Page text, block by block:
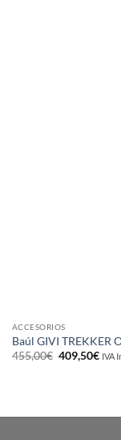
ACCESORIOS
Baúl GIVI TREKKER
455,00€ El
precio
409,50€ElIVA